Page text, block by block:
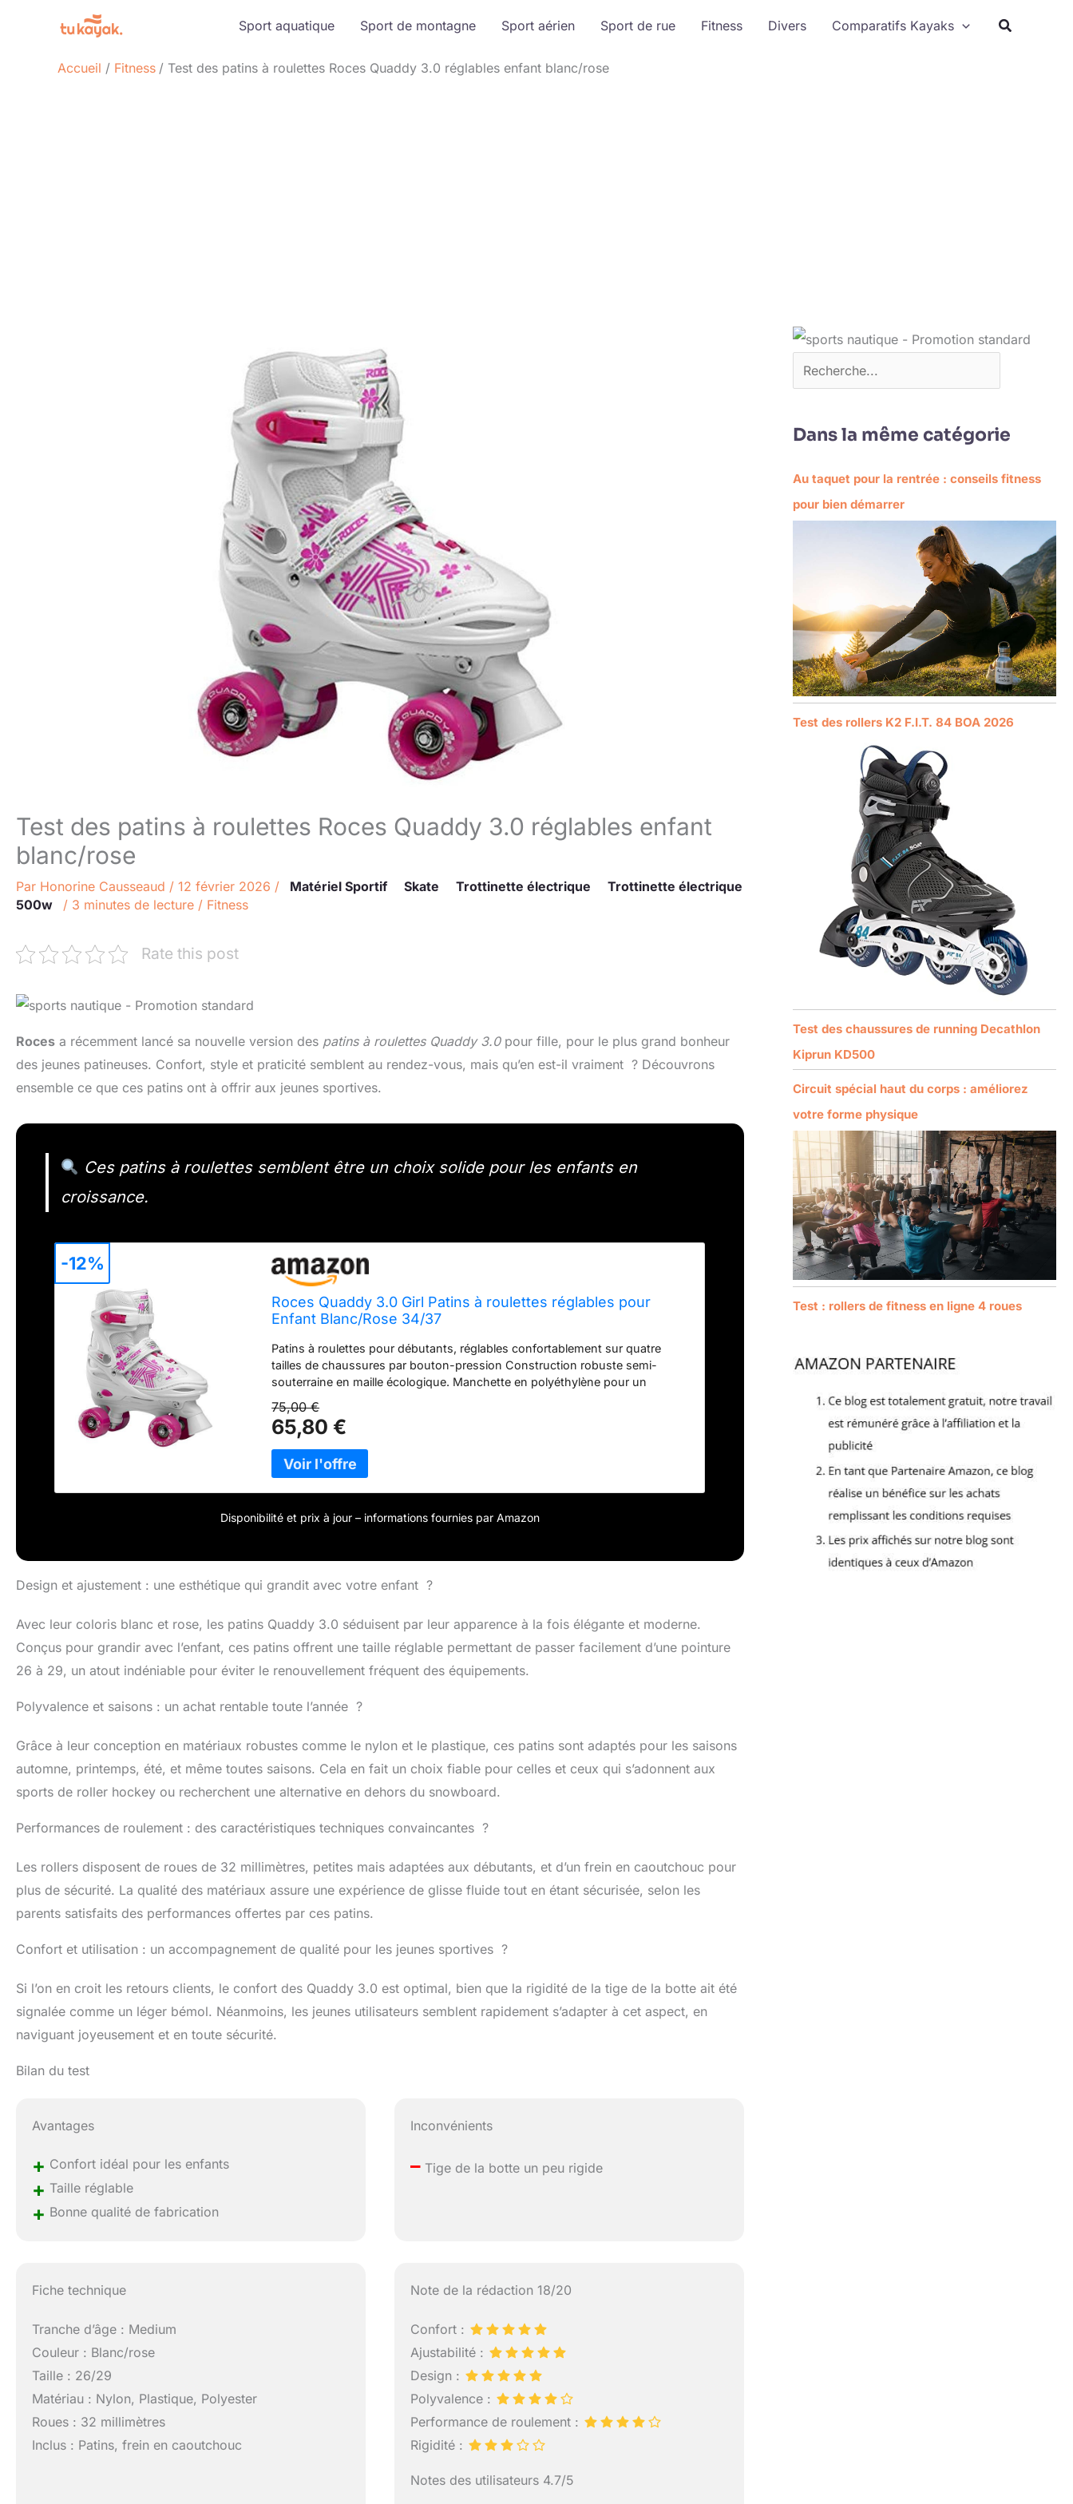
Sport aquatique Sport de montagne Sport aérien Sport de rue Fitness Divers Comparatifs Kayaks
Accueil Fitness Test des patins à roulettes Roces Quaddy 3.0 réglables enfant blanc/rose
Test des patins à roulettes Roces Quaddy 3.0 réglables enfant
blanc/rose
Par Honorine Causseaud / 12 février 2026 / Matériel Sportif Skate Trottinette électrique
Trottinette électrique
500w
/ 3 minutes de lecture / Fitness
Rate this post
Roces a récemment lancé sa nouvelle version des patins à roulettes Quaddy 3.0pour fille, pour le plus grand bonheur
des jeunes patineuses. Confort, style et praticité semblent au rendez-vous, mais qu’en est-il vraiment ? Découvrons
ensemble ce que ces patins ont à offrir aux jeunes sportives.
Ces patins à roulettes semblent être un choix solide pour les enfants en
croissance.
Roces Quaddy 3.0 Girl Patins à roulettes réglables pour
Enfant Blanc/Rose 34/37
Patins à roulettes pour débutants, réglables confortablement sur quatre
tailles de chaussures par bouton-pression Construction robuste semi-
souterraine en maille écologique. Manchette en polyéthylène pour un
sur le dessus de la chaussure. Cadre et camions en polypropylène
composite. Butée souple en polyuréthane pour un freinage en douceur.
Roues : 54 x 32 mm/85 A, PVC Roulements : ABEC 5, entretoise en
aluminium
75,00 €
65,80 €
-12%
Disponibilité et prix à jour – informations fournies par Amazon
Design et ajustement : une esthétique qui grandit avec votre enfant ?
Avec leur coloris blanc et rose, les patins Quaddy 3.0 séduisent par leur apparence à la fois élégante et moderne.
Conçus pour grandir avec l’enfant, ces patins offrent une taille réglable permettant de passer facilement d’une pointure
26 à 29, un atout indéniable pour éviter le renouvellement fréquent des équipements.
Polyvalence et saisons : un achat rentable toute l’année ?
Grâce à leur conception en matériaux robustes comme le nylon et le plastique, ces patins sont adaptés pour les saisons
automne, printemps, été, et même toutes saisons. Cela en fait un choix fiable pour celles et ceux qui s’adonnent aux
sports de roller hockey ou recherchent une alternative en dehors du snowboard.
Performances de roulement : des caractéristiques techniques convaincantes ?
Les rollers disposent de roues de 32 millimètres, petites mais adaptées aux débutants, et d’un frein en caoutchouc pour
plus de sécurité. La qualité des matériaux assure une expérience de glisse fluide tout en étant sécurisée, selon les
parents satisfaits des performances offertes par ces patins.
Confort et utilisation : un accompagnement de qualité pour les jeunes sportives ?
Si l’on en croit les retours clients, le confort des Quaddy 3.0 est optimal, bien que la rigidité de la tige de la botte ait été
signalée comme un léger bémol. Néanmoins, les jeunes utilisateurs semblent rapidement s’adapter à cet aspect, en
naviguant joyeusement et en toute sécurité.
Bilan du test
Avantages
+ Confort idéal pour les enfants
+ Taille réglable
+ Bonne qualité de fabrication
Inconvénients
– Tige de la botte un peu rigide
Fiche technique
Tranche d’âge : Medium
Couleur : Blanc/rose
Taille : 26/29
Matériau : Nylon, Plastique, Polyester
Roues : 32 millimètres
Inclus : Patins, frein en caoutchouc
Note de la rédaction 18/20
Confort :
Ajustabilité :
Design :
Polyvalence :
Performance de roulement :
Rigidité :
Notes des utilisateurs 4.7/5
Dans la même catégorie
Au taquet pour la rentrée : conseils fitness
pour bien démarrer
Test des rollers K2 F.I.T. 84 BOA 2026
Test des chaussures de running Decathlon
Kiprun KD500
Circuit spécial haut du corps : améliorez
votre forme physique
Test : rollers de fitness en ligne 4 roues